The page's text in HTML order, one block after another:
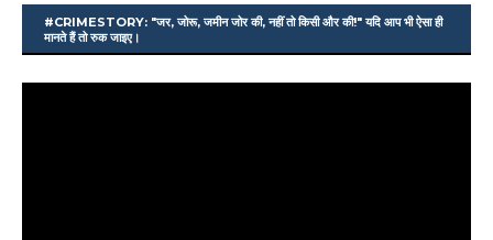
#CRIMESTORY: "जर, जोरू, जमीन जोर की, नहीं तो किसी और की!" यदि आप भी ऐसा ही
मानते हैं तो रुक जाइए।